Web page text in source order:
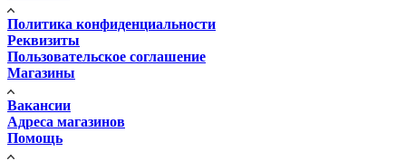
Политика конфиденциальности
Реквизиты
Пользовательское соглашение
Магазины
Вакансии
Адреса магазинов
Помощь